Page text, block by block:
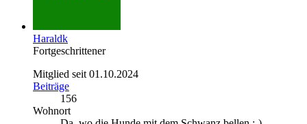
Haraldk
Fortgeschrittener
Mitglied seit 01.10.2024
Beiträge
156
Wohnort